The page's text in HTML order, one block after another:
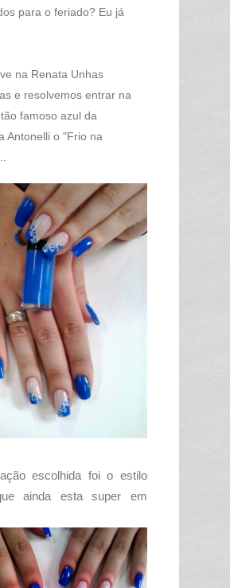
para o feriado? Eu já
na Renata Unhas
e resolvemos entrar na
famoso azul da
Antonelli o "Frio na
escolhida foi o estilo
ainda esta super em